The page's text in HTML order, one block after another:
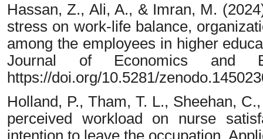
Hassan, Z., Ali, A., & Imran, M.
stress on work-life balance,
among the employees in higher
Journal of Economics and
https://doi.org/10.5281/
Holland, P., Tham, T. L., Sheehan,
perceived workload on nurse
intention to leave the occupation.